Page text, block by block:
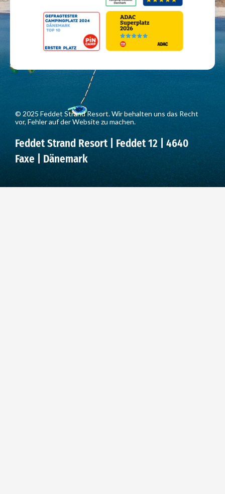
© 2025 Feddet Strand Resort. Wir behalten uns das Recht
vor, Fehler auf der Website zu machen.
Feddet Strand Resort | Feddet 12 | 4640
Faxe | Dänemark